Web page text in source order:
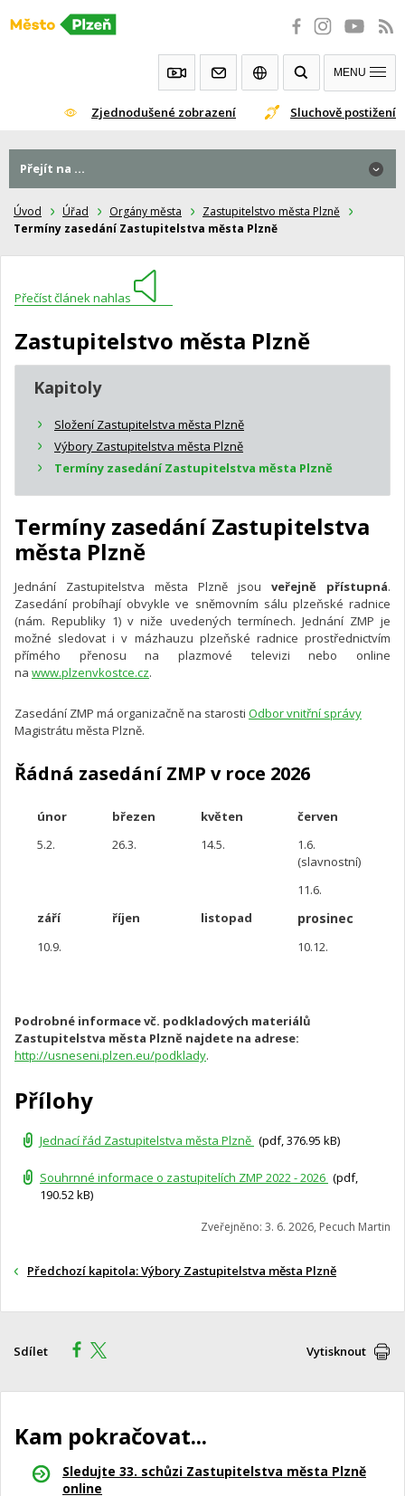
Přeskočit
Zjednodušené zobrazení Sluchově postižení
MENU
Úvod Úřad Orgány města
Zastupitelstvo města Plzně
Termíny zasedání Zastupitelstva města Plzně
Přečíst článek nahlas
Zastupitelstvo města Plzně
Kapitoly
Složení Zastupitelstva města Plzně
Výbory Zastupitelstva města Plzně
Termíny zasedání Zastupitelstva města Plzně
Termíny zasedání Zastupitelstva
města Plzně
Jednání Zastupitelstva města Plzně jsou veřejně přístupná.
Zasedání probíhají obvykle ve sněmovním sálu plzeňské radnice
(nám. Republiky 1) v niže uvedených termínech. Jednání ZMP je
možné sledovat i v mázhauzu plzeňské radnice prostřednictvím
přímého přenosu na plazmové televizi nebo online
na www.plzenvkostce.cz.
Zasedání ZMP má organizačně na starosti Odbor vnitřní správy
Magistrátu města Plzně.
Řádná zasedání ZMP v roce 2026
únor březen květen
červen
5.2.
26.3. 14.5.
1.6.
(slavnostní)
11.6.
září
říjen listopad prosinec
10.9. 10.12.
Podrobné informace vč. podkladových materiálů
Zastupitelstva města Plzně najdete na adrese:
http://usneseni.plzen.eu/podklady.
Přílohy
Jednací řád Zastupitelstva města Plzně (pdf, 376.95 kB)
Souhrnné informace o zastupitelích ZMP 2022 - 2026 (pdf,
190.52 kB)
Zveřejněno: 3. 6. 2026, Pecuch Martin
Předchozí kapitola: Výbory Zastupitelstva města Plzně
Sdílet Vytisknout
Kam pokračovat...
Sledujte 33. schůzi Zastupitelstva města Plzně
online
Přejít na ...